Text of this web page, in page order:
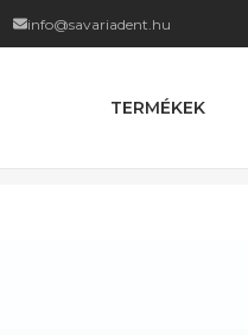
info@savariadent.hu
TERMÉKEK